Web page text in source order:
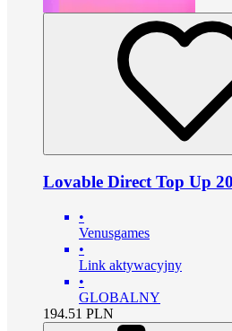
Lovable Direct Top Up
•
Venusgames
•
Link aktywacyjny
•
GLOBALNY
194.51 PLN